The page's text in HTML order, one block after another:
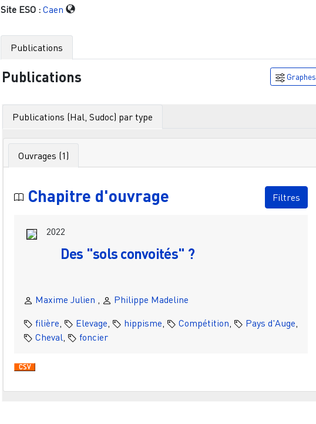
Site ESO : Caen
Publications
Publications Graphes
Publications (Hal, Sudoc) par type
Ouvrages (1)
Filtres
Chapitre d'ouvrage
2022
Des "sols convoités" ?
Maxime Julien
Philippe Madeline
filière
Elevage hippisme Compétition Pays d'Auge
Cheval
foncier